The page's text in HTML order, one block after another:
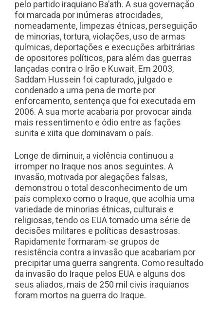
pelo partido iraquiano Ba’ath. A sua governação
foi marcada por inúmeras atrocidades,
nomeadamente, limpezas étnicas, perseguição
de minorias, tortura, violações, uso de armas
químicas, deportações e execuções arbitrárias
de opositores políticos, para além das guerras
lançadas contra o Irão e Kuwait. Em 2003,
Saddam Hussein foi capturado, julgado e
condenado a uma pena de morte por
enforcamento, sentença que foi executada em
2006. A sua morte acabaria por provocar ainda
mais ressentimento e ódio entre as fações
sunita e xiita que dominavam o país.
Longe de diminuir, a violência continuou a
irromper no Iraque nos anos seguintes. A
invasão, motivada por alegações falsas,
demonstrou o total desconhecimento de um
país complexo como o Iraque, que acolhia uma
variedade de minorias étnicas, culturais e
religiosas, tendo os EUA tomado uma série de
decisões militares e políticas desastrosas.
Rapidamente formaram-se grupos de
resistência contra a invasão que acabariam por
precipitar uma guerra sangrenta. Como resultado
da invasão do Iraque pelos EUA e alguns dos
seus aliados, mais de 250 mil civis iraquianos
foram mortos na guerra do Iraque.